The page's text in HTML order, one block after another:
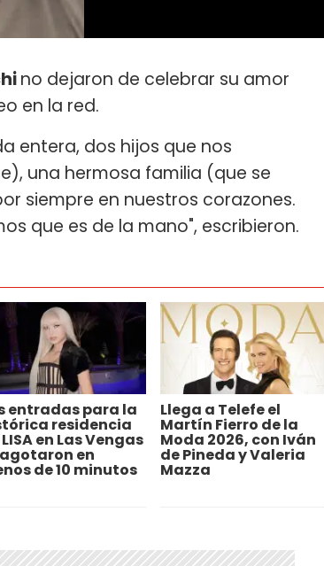
no dejaron de celebrar su amor
en la red.
entera, dos hijos que nos
una hermosa familia (que se
siempre en nuestros corazones.
que es de la mano", escribieron.
entradas para la
residencia
en Las Vengas
en
de 10 minutos
Llega a Telefe el
Martín Fierro de la
Moda 2026, con Iván
de Pineda y Valeria
Mazza